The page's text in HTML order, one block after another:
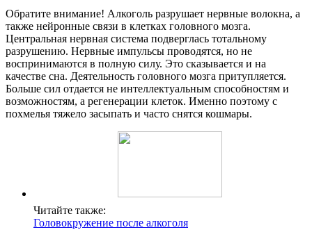
Обратите внимание! Алкоголь разрушает нервные волокна, а
также нейронные связи в клетках головного мозга.
Центральная нервная система подверглась тотальному
разрушению. Нервные импульсы проводятся, но не
воспринимаются в полную силу. Это сказывается и на
качестве сна. Деятельность головного мозга притупляется.
Больше сил отдается не интеллектуальным способностям и
возможностям, а регенерации клеток. Именно поэтому с
похмелья тяжело засыпать и часто снятся кошмары.
Читайте также:
Головокружение после алкоголя